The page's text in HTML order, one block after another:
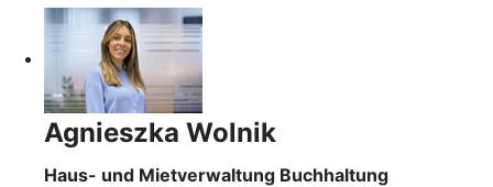
Agnieszka Wolnik
Haus- und Mietverwaltung Buchhaltung